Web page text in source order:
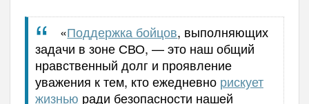
«Поддержка бойцов, выполняющих
задачи в зоне СВО, — это наш общий
нравственный долг и проявление
уважения к тем, кто ежедневно рискует
жизнью ради безопасности нашей